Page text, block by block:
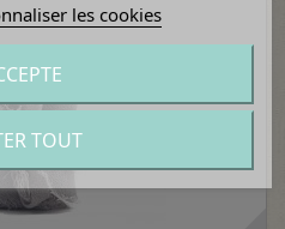
les cookies
TOUT